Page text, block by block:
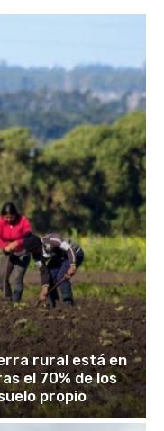
rural está en
el 70% de los
propio